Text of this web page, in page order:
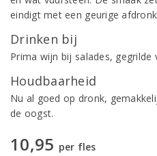
eindigt met een geurige
Drinken bij
Prima wijn bij salades, gegrilde
Houdbaarheid
Nu al goed op dronk,
de oogst.
10,95 per fles